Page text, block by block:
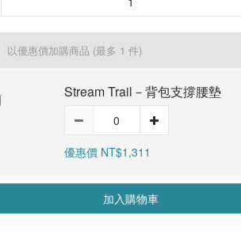
以優惠價加購商品 (最多 1 件)
Stream Trail－背包支撐腰墊
優惠價 NT$1,311
加入購物車